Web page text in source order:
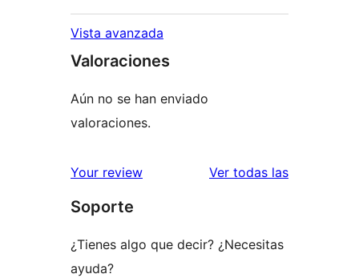
Vista avanzada
Valoraciones
Aún no se han enviado
valoraciones.
Your review Ver todas las
Soporte
¿Tienes algo que decir? ¿Necesitas
ayuda?